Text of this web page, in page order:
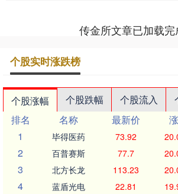
传金所文章已加载完
个股实时涨跌榜
个股涨幅 个股跌幅 个股流入
排名
名称 最新价
1
毕得医药 73.92
2 百普赛斯 77.7
3 北方长龙 113.23
4 蓝盾光电 22.81